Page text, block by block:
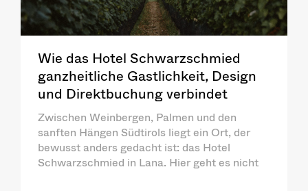
Wie das Hotel Schwarzschmied
ganzheitliche Gastlichkeit, Design
und Direktbuchung verbindet
Zwischen Weinbergen, Palmen und den
sanften Hängen Südtirols liegt ein Ort, der
bewusst anders gedacht ist: das Hotel
Schwarzschmied in Lana. Hier geht es nicht